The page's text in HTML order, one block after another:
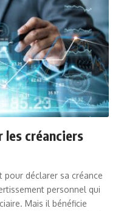
les créanciers
pour déclarer sa créance
personnel qui
Mais il bénéficie